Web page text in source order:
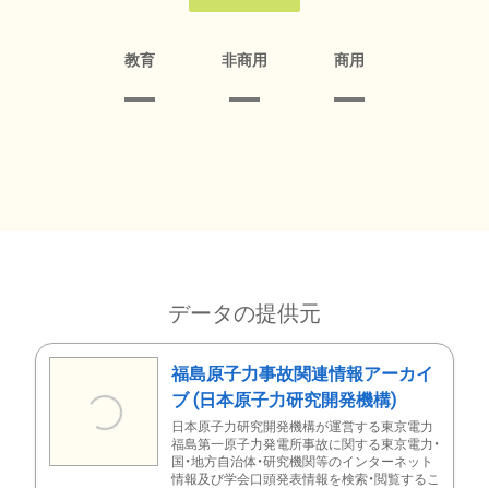
教育 非商用 商用
データの提供元
福島原子力事故関連情報アーカイ
ブ (日本原子力研究開発機構)
日本原子力研究開発機構が運営する東京電力
福島第一原子力発電所事故に関する東京電力・
国・地方自治体・研究機関等のインターネット
情報及び学会口頭発表情報を検索・閲覧するこ